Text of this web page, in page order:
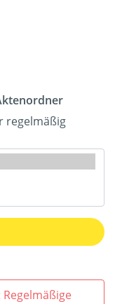
regelmäßig